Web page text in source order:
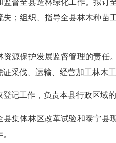
监督全县造林绿化工作。拟
失；组织、指导全县林木种苗
资源保护发展监督管理的责
采伐、运输、经营加工林木
登记工作，负责本县行政区域
县集体林区改革试验和泰宁